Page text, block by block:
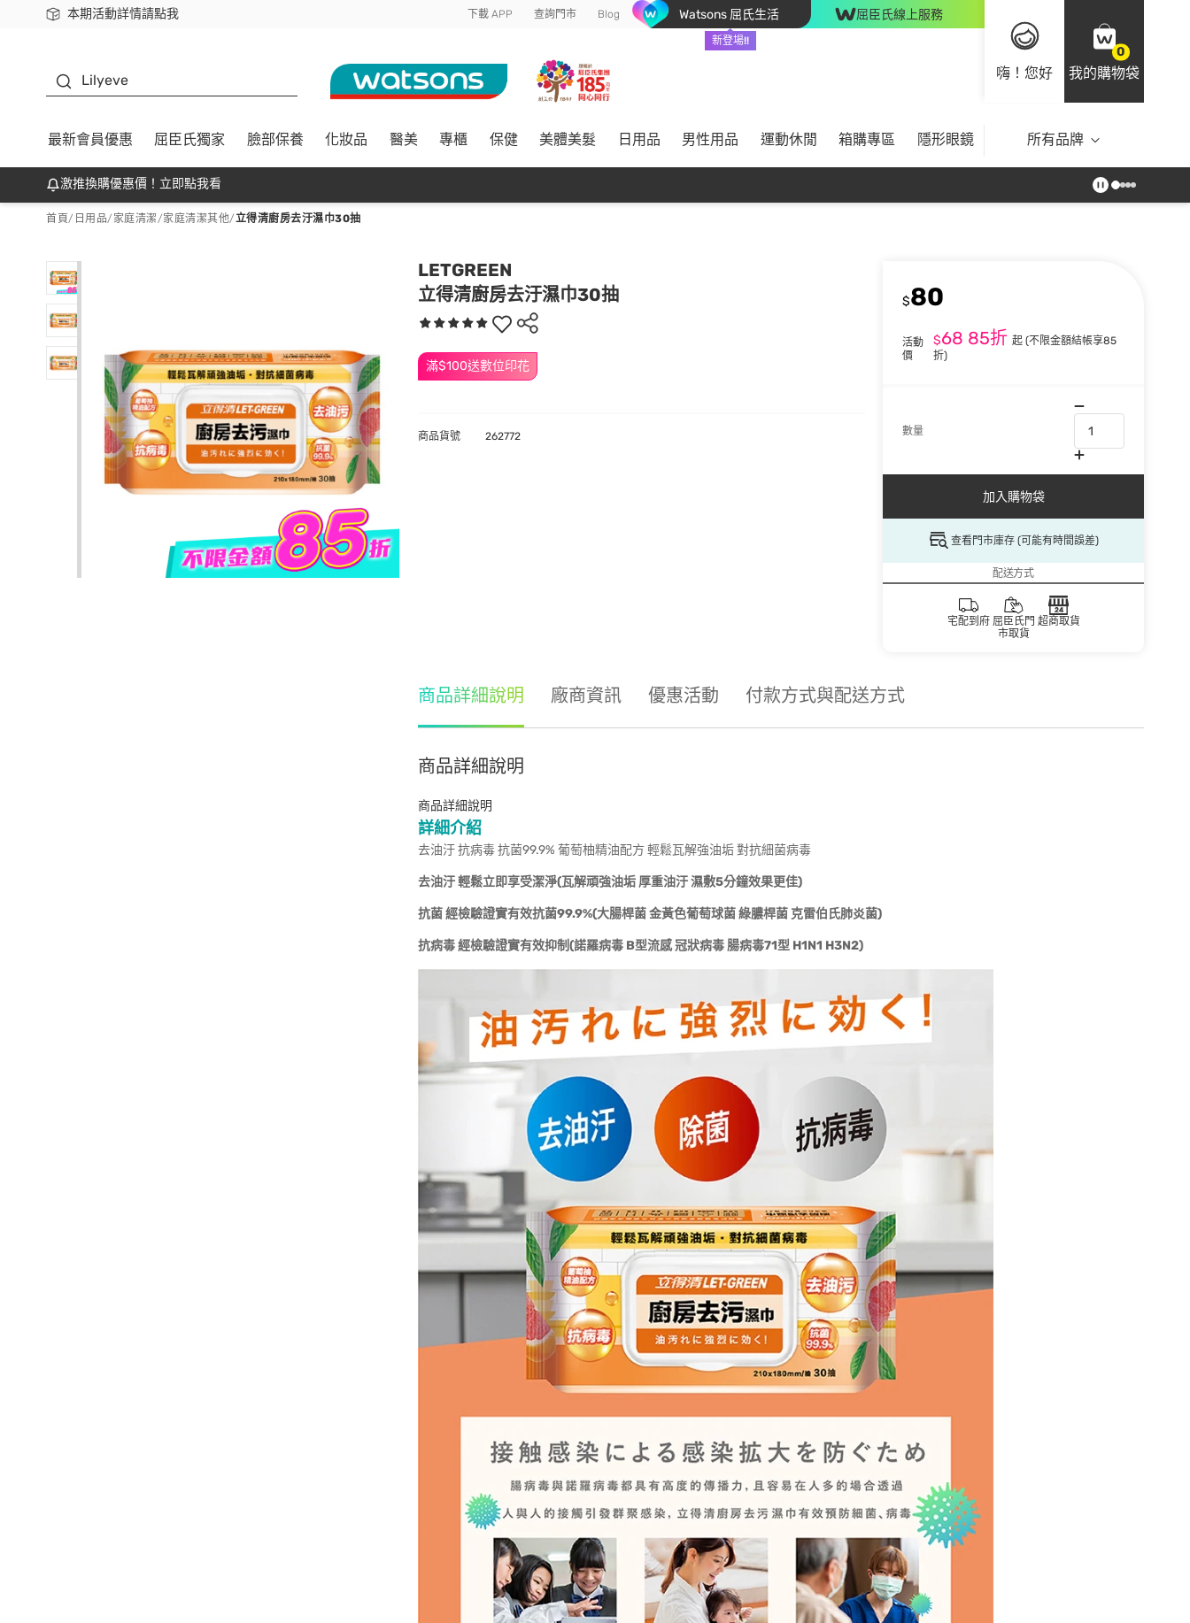
本期活動詳情請點我
下載app最高回饋$350 下載 APP 查詢門市 Blog Watsons 屈氏生活
新登場!!
屈臣氏線上服務
嗨！您好
0
我的購物袋
Lilyeve
最新會員優惠 屈臣氏獨家 臉部保養 化妝品 醫美 專櫃 保健 美體美髮 日用品 男性用品 運動休閒 箱購專區 隱形眼鏡 所有品牌
激推換購優惠價！立即點我看
首頁/ 日用品/ 家庭清潔/家庭清潔其他/立得清廚房去汙濕巾30抽
LETGREEN
立得清廚房去汙濕巾30抽
滿$100送數位印花
$80
活動
價
$68 85折 起 (不限金額結帳享85
折)
數量
加入購物袋
查看門市庫存 (可能有時間誤差)
配送方式
宅配到府 屈臣氏門
市取貨
超商取貨
商品貨號 262772
商品詳細說明 廠商資訊 優惠活動 付款方式與配送方式
商品詳細說明
商品詳細說明
詳細介紹
去油汙 抗病毒 抗菌99.9% 葡萄柚精油配方 輕鬆瓦解強油垢 對抗細菌病毒
去油汙 輕鬆立即享受潔淨(瓦解頑強油垢 厚重油汙 濕敷5分鐘效果更佳)
抗菌 經檢驗證實有效抗菌99.9%(大腸桿菌 金黃色葡萄球菌 綠膿桿菌 克雷伯氏肺炎菌)
抗病毒 經檢驗證實有效抑制(諾羅病毒 B型流感 冠狀病毒 腸病毒71型 H1N1 H3N2)